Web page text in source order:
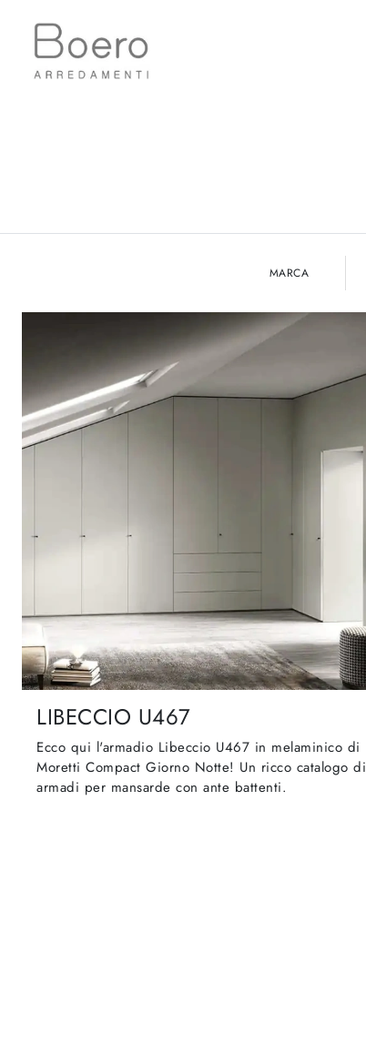
MARCA
LIBECCIO U467
Ecco qui l'armadio Libeccio U467 in melaminico di
Moretti Compact Giorno Notte! Un ricco catalogo di
armadi per mansarde con ante battenti.